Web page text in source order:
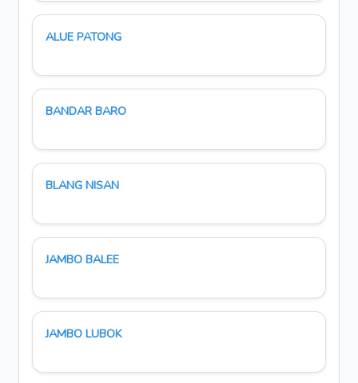
ALUE PATONG
BANDAR BARO
BLANG NISAN
JAMBO BALEE
JAMBO LUBOK